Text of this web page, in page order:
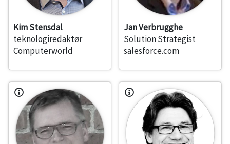
Kim Stensdal
teknologiredaktør
Computerworld
Jan Verbrugghe
Solution Strategist
salesforce.com